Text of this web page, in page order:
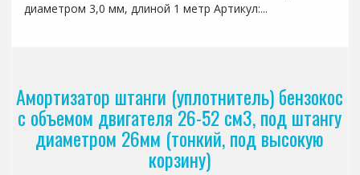
диаметром 3,0 мм, длиной 1 метр Артикул:...
Амортизатор штанги (уплотнитель) бензокос
с объемом двигателя 26-52 см3, под штангу
диаметром 26мм (тонкий, под высокую
корзину)